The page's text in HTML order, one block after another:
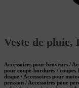
Veste de
Accessoires pour broyeurs /
pour coupe-bordures / coupes-
disque / Accessoires pour
pression / Accessoires pour